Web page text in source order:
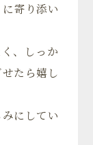
寄り添い
、しっか
たら嬉し
にしてい